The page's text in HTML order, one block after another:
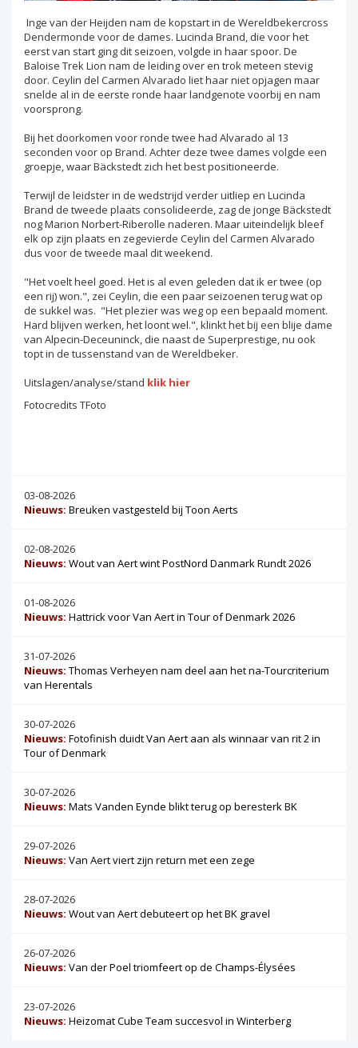
Inge van der Heijden nam de kopstart in de Wereldbekercross
Dendermonde voor de dames. Lucinda Brand, die voor het
eerst van start ging dit seizoen, volgde in haar spoor. De
Baloise Trek Lion nam de leiding over en trok meteen stevig
door. Ceylin del Carmen Alvarado liet haar niet opjagen maar
snelde al in de eerste ronde haar landgenote voorbij en nam
voorsprong.
Bij het doorkomen voor ronde twee had Alvarado al 13
seconden voor op Brand. Achter deze twee dames volgde een
groepje, waar Bäckstedt zich het best positioneerde.
Terwijl de leidster in de wedstrijd verder uitliep en Lucinda
Brand de tweede plaats consolideerde, zag de jonge Bäckstedt
nog Marion Norbert-Riberolle naderen. Maar uiteindelijk bleef
elk op zijn plaats en zegevierde Ceylin del Carmen Alvarado
dus voor de tweede maal dit weekend.
"Het voelt heel goed. Het is al even geleden dat ik er twee (op
een rij) won.", zei Ceylin, die een paar seizoenen terug wat op
de sukkel was. "Het plezier was weg op een bepaald moment.
Hard blijven werken, het loont wel.", klinkt het bij een blije dame
van Alpecin-Deceuninck, die naast de Superprestige, nu ook
topt in de tussenstand van de Wereldbeker.
Uitslagen/analyse/stand klik hier
Fotocredits TFoto
03-08-2026
Nieuws: Breuken vastgesteld bij Toon Aerts
02-08-2026
Nieuws: Wout van Aert wint PostNord Danmark Rundt 2026
01-08-2026
Nieuws: Hattrick voor Van Aert in Tour of Denmark 2026
31-07-2026
Nieuws: Thomas Verheyen nam deel aan het na-Tourcriterium
van Herentals
30-07-2026
Nieuws: Fotofinish duidt Van Aert aan als winnaar van rit 2 in
Tour of Denmark
30-07-2026
Nieuws: Mats Vanden Eynde blikt terug op beresterk BK
29-07-2026
Nieuws: Van Aert viert zijn return met een zege
28-07-2026
Nieuws: Wout van Aert debuteert op het BK gravel
26-07-2026
Nieuws: Van der Poel triomfeert op de Champs-Élysées
23-07-2026
Nieuws: Heizomat Cube Team succesvol in Winterberg